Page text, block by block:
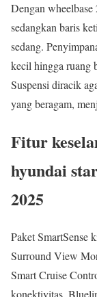
Dengan
sedangkan baris
sedang.
kecil hingga ruang
Suspensi diracik
yang beragam,
Fitur
hyundai
2025
Paket
Surround View
Smart Cruise
konektivitas,